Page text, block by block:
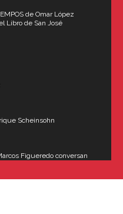
de Omar López
Libro de San José
Scheinsohn
Figueredo conversan